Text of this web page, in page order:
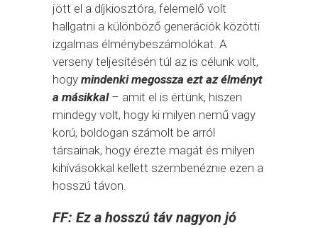
jött el a díjkiosztóra, felemelő volt
hallgatni a különböző generációk közötti
izgalmas élménybeszámolókat. A
verseny teljesítésén túl az is célunk volt,
hogy mindenki megossza ezt az élményt
a másikkal– amit el is értünk, hiszen
mindegy volt, hogy ki milyen nemű vagy
korú, boldogan számolt be arról
társainak, hogy érezte magát és milyen
kihívásokkal kellett szembenéznie ezen a
hosszú távon.
FF: Ez a hosszú táv nagyon jó